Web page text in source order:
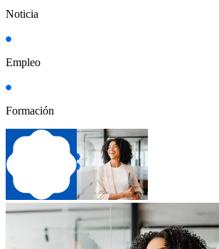
Noticia
Empleo
Formación